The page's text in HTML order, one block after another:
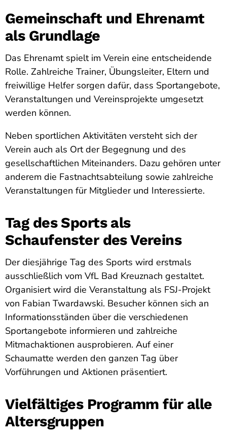
Gemeinschaft und Ehrenamt
als Grundlage
Das Ehrenamt spielt im Verein eine entscheidende
Rolle. Zahlreiche Trainer, Übungsleiter, Eltern und
freiwillige Helfer sorgen dafür, dass Sportangebote,
Veranstaltungen und Vereinsprojekte umgesetzt
werden können.
Neben sportlichen Aktivitäten versteht sich der
Verein auch als Ort der Begegnung und des
gesellschaftlichen Miteinanders. Dazu gehören unter
anderem die Fastnachtsabteilung sowie zahlreiche
Veranstaltungen für Mitglieder und Interessierte.
Tag des Sports als
Schaufenster des Vereins
Der diesjährige Tag des Sports wird erstmals
ausschließlich vom VfL Bad Kreuznach gestaltet.
Organisiert wird die Veranstaltung als FSJ-Projekt
von Fabian Twardawski. Besucher können sich an
Informationsständen über die verschiedenen
Sportangebote informieren und zahlreiche
Mitmachaktionen ausprobieren. Auf einer
Schaumatte werden den ganzen Tag über
Vorführungen und Aktionen präsentiert.
Vielfältiges Programm für alle
Altersgruppen